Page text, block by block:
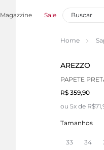
Magazzine Sale
Home
AREZZO
PAPETE
R$ 359,90
ou 5x de
Tamanhos
33 34